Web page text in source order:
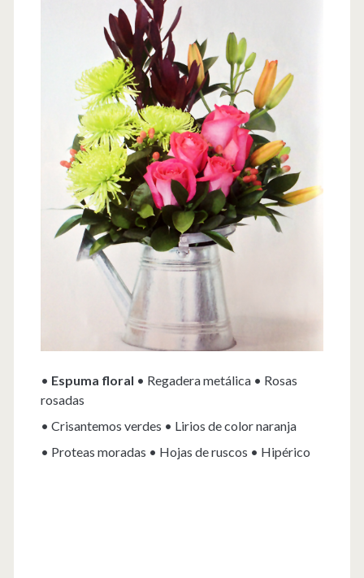
• Espuma floral • Regadera metálica • Rosas
rosadas
• Crisantemos verdes • Lirios de color naranja
• Proteas moradas • Hojas de ruscos • Hipérico